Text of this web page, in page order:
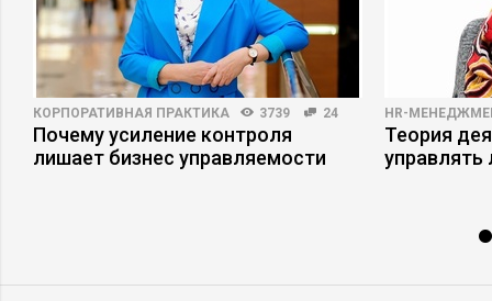
КОРПОРАТИВНАЯ ПРАКТИКА 3739 24
Почему усиление контроля
лишает бизнес управляемости
HR-
Теория